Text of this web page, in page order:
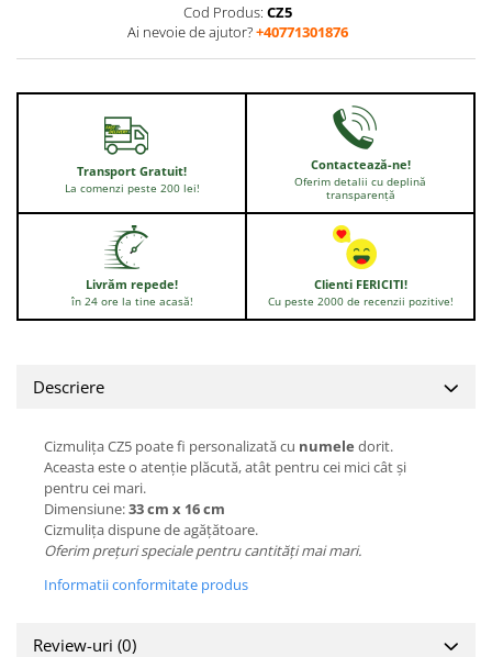
Cod Produs: CZ5
Ai nevoie de ajutor?+40771301876
Transport Gratuit!
La comenzi peste 200 lei!
Contactează-ne!
Oferim detalii cu deplină
transparență
Livrăm repede!
în 24 ore la tine acasă!
Clienti FERICITI!
Cu peste 2000 de recenzii pozitive!
Descriere
Cizmulița CZ5 poate fi personalizată cu numele dorit.
Aceasta este o atenție plăcută, atât pentru cei mici cât și
pentru cei mari.
Dimensiune:33 cm x 16 cm
Cizmulița dispune de agățătoare.
Oferim prețuri speciale pentru cantități mai mari.
Informatii conformitate produs
Review-uri (0)